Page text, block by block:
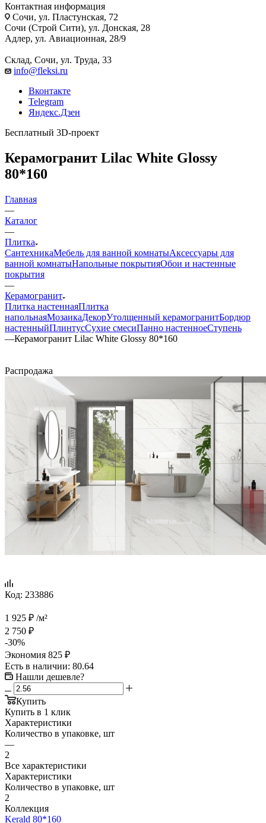
Контактная информация
Сочи, ул. Пластунская, 72
Сочи (Строй Сити), ул. Донская, 28
Адлер, ул. Авиационная, 28/9
Склад, Сочи, ул. Труда, 33
info@fleksi.ru
Вконтакте
Telegram
Яндекс.Дзен
Бесплатный 3D-проект
Керамогранит Lilac White Glossy
80*160
Главная
—
Каталог
—
Плитка
СантехникаМебель для ванной комнатыАксессуары для
ванной комнатыНапольные покрытияОбои и настенные
покрытия
—
Керамогранит
Плитка настеннаяПлитка
напольнаяМозаикаДекорУтолщенный керамогранитБордюр
настенныйПлинтусСухие смесиПанно настенноеСтупень
—Керамогранит Lilac White Glossy 80*160
Распродажа
Код: 233886
1 925 ₽ /м²
2 750 ₽
-30%
Экономия 825 ₽
Есть в наличии: 80.64
Нашли дешевле?
Купить
Купить в 1 клик
Характеристики
Количество в упаковке, шт
—
2
Все характеристики
Характеристики
Количество в упаковке, шт
2
Коллекция
Kerald 80*160